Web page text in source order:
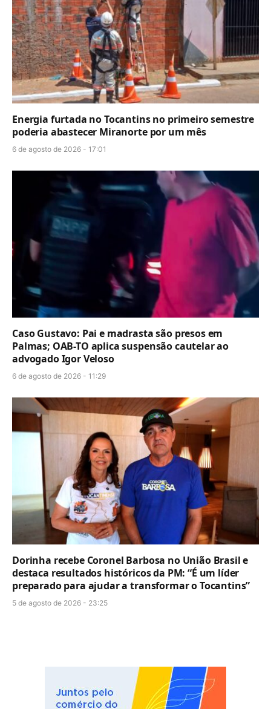
Energia furtada no Tocantins no primeiro semestre
poderia abastecer Miranorte por um mês
6 de agosto de 2026 - 17:01
Caso Gustavo: Pai e madrasta são presos em
Palmas; OAB-TO aplica suspensão cautelar ao
advogado Igor Veloso
6 de agosto de 2026 - 11:29
Dorinha recebe Coronel Barbosa no União Brasil e
destaca resultados históricos da PM: “É um líder
preparado para ajudar a transformar o Tocantins”
5 de agosto de 2026 - 23:25